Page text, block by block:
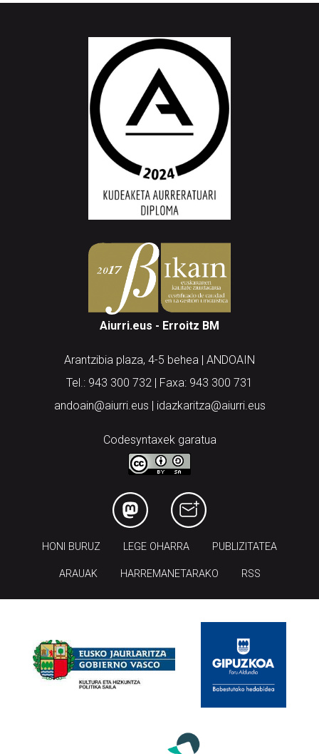
Aiurri.eus - Erroitz BM
Arantzibia plaza, 4-5 behea | ANDOAIN
Tel.: 943 300 732 | Faxa: 943 300 731
andoain@aiurri.eus | idazkaritza@aiurri.eus
Codesyntaxek garatua
HONI BURUZ LEGE OHARRA PUBLIZITATEA
ARAUAK HARREMANETARAKO RSS